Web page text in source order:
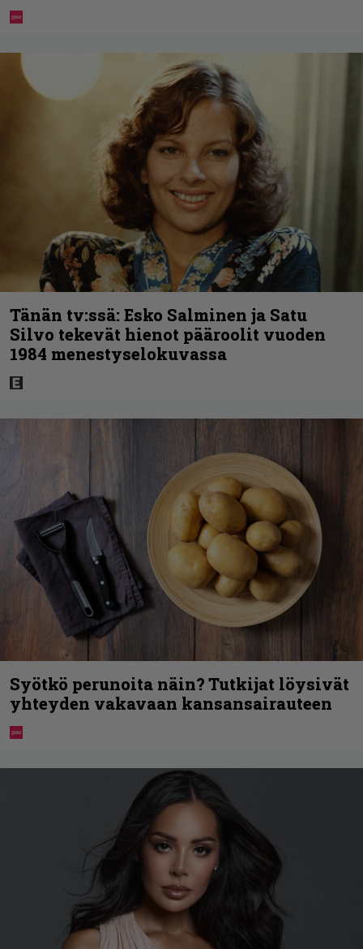
Tänän tv:ssä: Esko Salminen ja Satu
Silvo tekevät hienot pääroolit vuoden
1984 menestyselokuvassa
Syötkö perunoita näin? Tutkijat löysivät
yhteyden vakavaan kansansairauteen